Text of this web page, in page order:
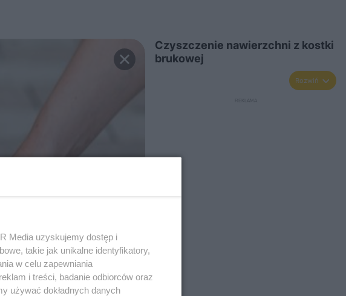
Czyszczenie nawierzchni z kostki
brukowej
Rozwiń
Media uzyskujemy dostęp i
takie jak unikalne identyfikatory,
w celu zapewniania
i treści, badanie odbiorców oraz
używać dokładnych danych